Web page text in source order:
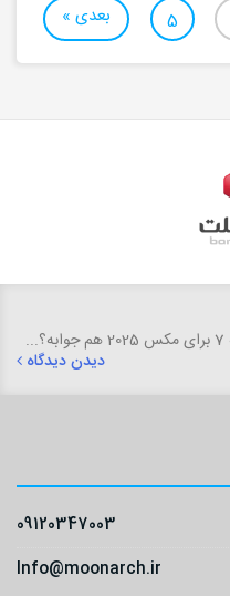
5 بعدی »
دیدن دیدگاه
تشکر از سایت خوب و آبجکت
دیدن دیدگاه
09120347003
Info@moonarch.ir